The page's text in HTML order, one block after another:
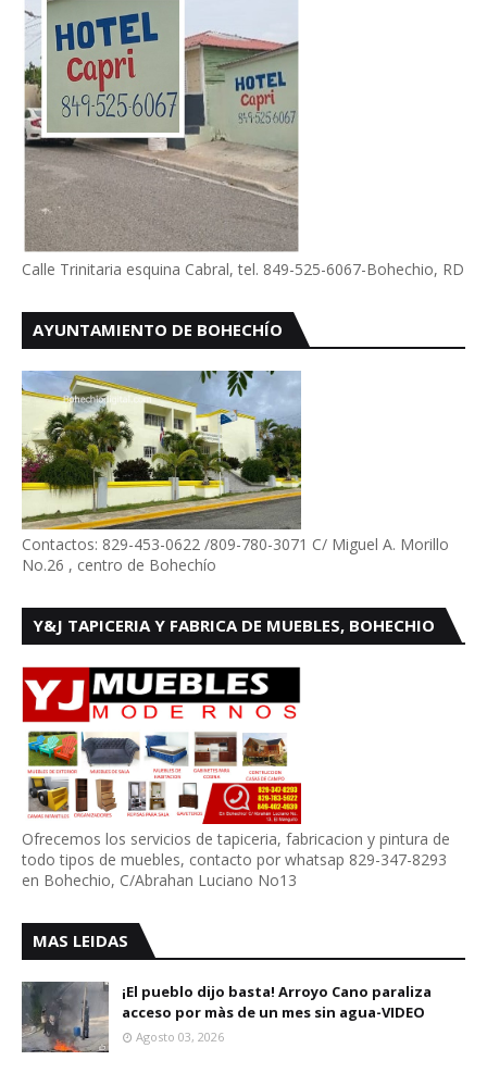
Calle Trinitaria esquina Cabral, tel. 849-525-6067-Bohechio, RD
AYUNTAMIENTO DE BOHECHÍO
Contactos: 829-453-0622 /809-780-3071 C/ Miguel A. Morillo
No.26 , centro de Bohechío
Y&J TAPICERIA Y FABRICA DE MUEBLES, BOHECHIO
Ofrecemos los servicios de tapiceria, fabricacion y pintura de
todo tipos de muebles, contacto por whatsap 829-347-8293
en Bohechio, C/Abrahan Luciano No13
MAS LEIDAS
¡El pueblo dijo basta! Arroyo Cano paraliza
acceso por màs de un mes sin agua-VIDEO
Agosto 03, 2026